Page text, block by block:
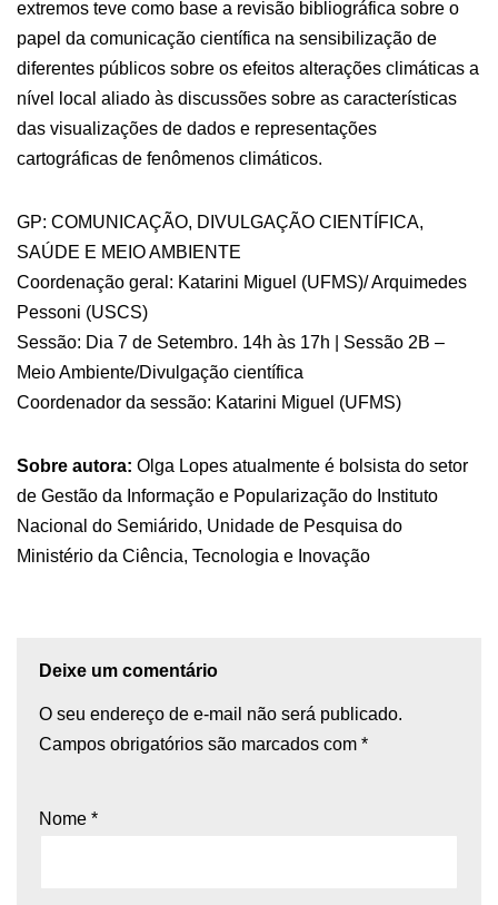
extremos teve como base a revisão bibliográfica sobre o
papel da comunicação científica na sensibilização de
diferentes públicos sobre os efeitos alterações climáticas a
nível local aliado às discussões sobre as características
das visualizações de dados e representações
cartográficas de fenômenos climáticos.
GP: COMUNICAÇÃO, DIVULGAÇÃO CIENTÍFICA,
SAÚDE E MEIO AMBIENTE
Coordenação geral: Katarini Miguel (UFMS)/ Arquimedes
Pessoni (USCS)
Sessão: Dia 7 de Setembro. 14h às 17h | Sessão 2B –
Meio Ambiente/Divulgação científica
Coordenador da sessão: Katarini Miguel (UFMS)
Sobre autora: Olga Lopes atualmente é bolsista do setor
de Gestão da Informação e Popularização do Instituto
Nacional do Semiárido, Unidade de Pesquisa do
Ministério da Ciência, Tecnologia e Inovação
Deixe um comentário
O seu endereço de e-mail não será publicado.
Campos obrigatórios são marcados com *
Nome *